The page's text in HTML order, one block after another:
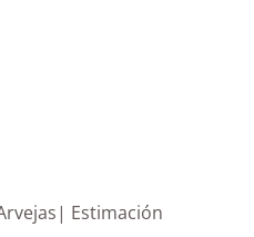
Estimación